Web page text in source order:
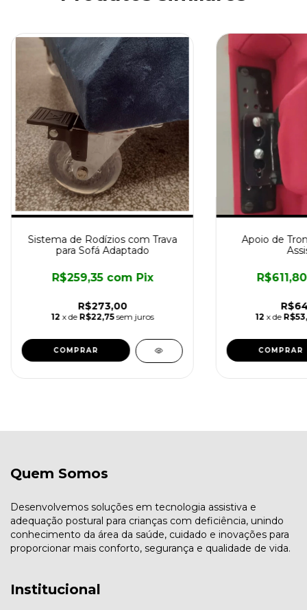
Sistema de Rodízios com Trava
para Sofá Adaptado
R$273,00
R$259,35 com Pix
12 x de R$22,75 sem juros
Apoio de
12 x de
Quem Somos
Desenvolvemos soluções em tecnologia assistiva e
adequação postural para crianças com deficiência, unindo
conhecimento da área da saúde, cuidado e inovações para
proporcionar mais conforto, segurança e qualidade de vida.
Institucional